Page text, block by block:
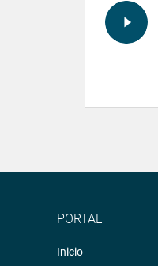
PORTAL
Inicio